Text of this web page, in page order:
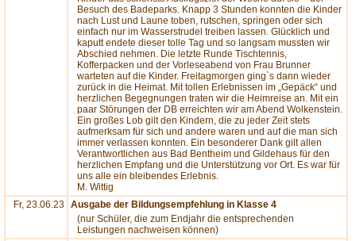
Besuch des Badeparks. Knapp 3 Stunden konnten die Kinder
nach Lust und Laune toben, rutschen, springen oder sich
einfach nur im Wasserstrudel treiben lassen. Glücklich und
kaputt endete dieser tolle Tag und so langsam mussten wir
Abschied nehmen. Die letzte Runde Tischtennis,
Kofferpacken und der Vorleseabend von Frau Brunner
warteten auf die Kinder. Freitagmorgen ging`s dann wieder
zurück in die Heimat. Mit tollen Erlebnissen im „Gepäck“ und
herzlichen Begegnungen traten wir die Heimreise an. Mit ein
paar Störungen der DB erreichten wir am Abend Wolkenstein.
Ein großes Lob gilt den Kindern, die zu jeder Zeit stets
aufmerksam für sich und andere waren und auf die man sich
immer verlassen konnten. Ein besonderer Dank gilt allen
Verantwortlichen aus Bad Bentheim und Gildehaus für den
herzlichen Empfang und die Unterstützung vor Ort. Es war für
uns alle ein bleibendes Erlebnis.
M. Wittig
Fr, 23.06.23 Ausgabe der Bildungsempfehlung in Klasse 4
(nur Schüler, die zum Endjahr die entsprechenden
Leistungen nachweisen können)